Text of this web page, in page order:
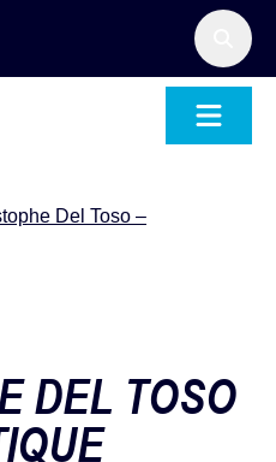
Del Toso –
DEL TOSO